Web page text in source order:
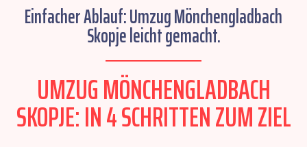
Einfacher Ablauf: Umzug Mönchengladbach
Skopje leicht gemacht.
UMZUG MÖNCHENGLADBACH
SKOPJE: IN 4 SCHRITTEN ZUM ZIEL